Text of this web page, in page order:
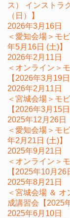
ス） インストラ
（日）】
2026年3月16日
＜愛知会場＞モ
年5月16日 (土)】
2026年2月11日
＜オンライン＞
【2026年3月19日
2026年2月11日
＜宮城会場＞モ
【2026年3月15日
2025年12月26日
＜愛知会場＞モ
年2月21日 (土)】
2025年9月21日
＜オンライン＞
【2025年10月26
2025年8月21日
＜宮城会場 ＆
成講習会【2025
2025年6月10日